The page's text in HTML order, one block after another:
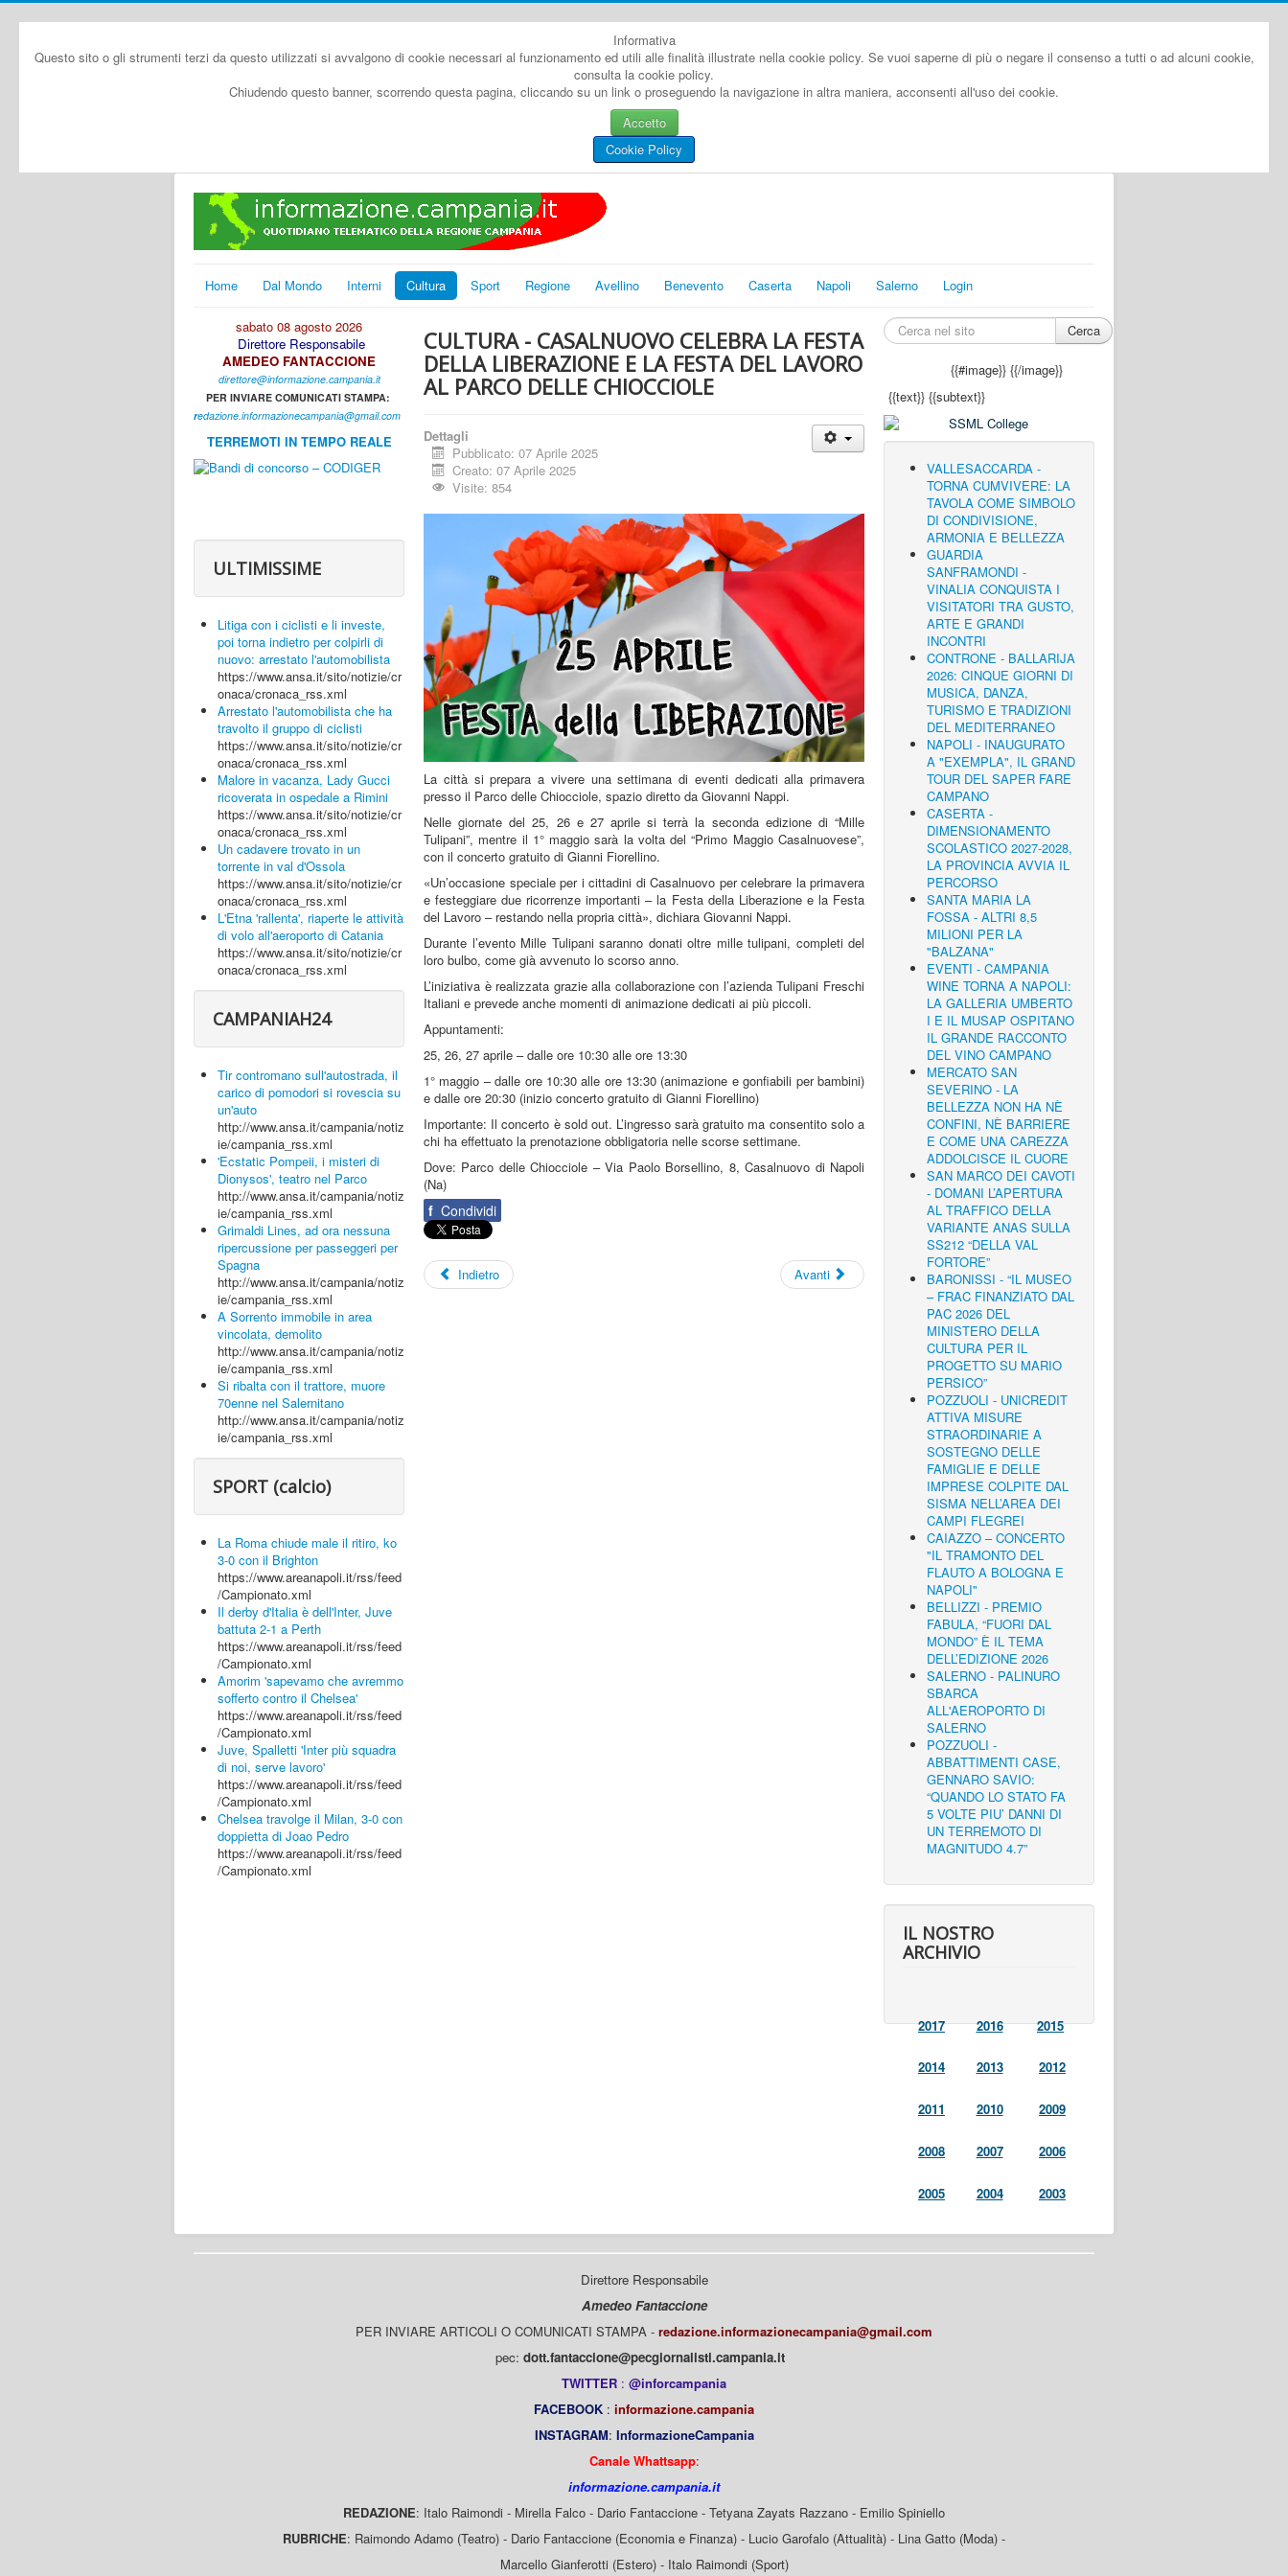
Informativa
Questo sito o gli strumenti terzi da questo utilizzati si avvalgono di cookie necessari al funzionamento ed utili alle finalità illustrate nella cookie policy. Se vuoi saperne di più o negare il consenso a tutti o ad alcuni cookie,
consulta la cookie policy.
Chiudendo questo banner, scorrendo questa pagina, cliccando su un link o proseguendo la navigazione in altra maniera, acconsenti all'uso dei cookie.
Accetto
Cookie Policy
Home Dal Mondo Interni Cultura Sport Regione Avellino Benevento Caserta Napoli Salerno Login
sabato 08 agosto 2026
Direttore Responsabile
AMEDEO FANTACCIONE
direttore@informazione.campania.it
PER INVIARE COMUNICATI STAMPA:
redazione.informazionecampania@gmail.com
TERREMOTI IN TEMPO REALE
ULTIMISSIME
Litiga con i ciclisti e li investe,
poi torna indietro per colpirli di
nuovo: arrestato l'automobilista
https://www.ansa.it/sito/notizie/cr
onaca/cronaca_rss.xml
Arrestato l'automobilista che ha
travolto il gruppo di ciclisti
https://www.ansa.it/sito/notizie/cr
onaca/cronaca_rss.xml
Malore in vacanza, Lady Gucci
ricoverata in ospedale a Rimini
https://www.ansa.it/sito/notizie/cr
onaca/cronaca_rss.xml
Un cadavere trovato in un
torrente in val d'Ossola
https://www.ansa.it/sito/notizie/cr
onaca/cronaca_rss.xml
L'Etna 'rallenta', riaperte le attività
di volo all'aeroporto di Catania
https://www.ansa.it/sito/notizie/cr
onaca/cronaca_rss.xml
CAMPANIAH24
Tir contromano sull'autostrada, il
carico di pomodori si rovescia su
un'auto
http://www.ansa.it/campania/notiz
ie/campania_rss.xml
'Ecstatic Pompeii, i misteri di
Dionysos', teatro nel Parco
http://www.ansa.it/campania/notiz
ie/campania_rss.xml
Grimaldi Lines, ad ora nessuna
ripercussione per passeggeri per
Spagna
http://www.ansa.it/campania/notiz
ie/campania_rss.xml
A Sorrento immobile in area
vincolata, demolito
http://www.ansa.it/campania/notiz
ie/campania_rss.xml
Si ribalta con il trattore, muore
70enne nel Salernitano
http://www.ansa.it/campania/notiz
ie/campania_rss.xml
SPORT (calcio)
La Roma chiude male il ritiro, ko
3-0 con il Brighton
https://www.areanapoli.it/rss/feed
/Campionato.xml
Il derby d'Italia è dell'Inter, Juve
battuta 2-1 a Perth
https://www.areanapoli.it/rss/feed
/Campionato.xml
Amorim 'sapevamo che avremmo
sofferto contro il Chelsea'
https://www.areanapoli.it/rss/feed
/Campionato.xml
Juve, Spalletti 'Inter più squadra
di noi, serve lavoro'
https://www.areanapoli.it/rss/feed
/Campionato.xml
Chelsea travolge il Milan, 3-0 con
doppietta di Joao Pedro
https://www.areanapoli.it/rss/feed
/Campionato.xml
CULTURA - CASALNUOVO CELEBRA LA FESTA
DELLA LIBERAZIONE E LA FESTA DEL LAVORO
AL PARCO DELLE CHIOCCIOLE
Dettagli
Pubblicato: 07 Aprile 2025
Creato: 07 Aprile 2025
Visite: 854
La città si prepara a vivere una settimana di eventi dedicati alla primavera
presso il Parco delle Chiocciole, spazio diretto da Giovanni Nappi.
Nelle giornate del 25, 26 e 27 aprile si terrà la seconda edizione di “Mille
Tulipani”, mentre il 1° maggio sarà la volta del “Primo Maggio Casalnuovese”,
con il concerto gratuito di Gianni Fiorellino.
«Un’occasione speciale per i cittadini di Casalnuovo per celebrare la primavera
e festeggiare due ricorrenze importanti – la Festa della Liberazione e la Festa
del Lavoro – restando nella propria città», dichiara Giovanni Nappi.
Durante l’evento Mille Tulipani saranno donati oltre mille tulipani, completi del
loro bulbo, come già avvenuto lo scorso anno.
L’iniziativa è realizzata grazie alla collaborazione con l’azienda Tulipani Freschi
Italiani e prevede anche momenti di animazione dedicati ai più piccoli.
Appuntamenti:
25, 26, 27 aprile – dalle ore 10:30 alle ore 13:30
1° maggio – dalle ore 10:30 alle ore 13:30 (animazione e gonfiabili per bambini)
e dalle ore 20:30 (inizio concerto gratuito di Gianni Fiorellino)
Importante: Il concerto è sold out. L’ingresso sarà gratuito ma consentito solo a
chi ha effettuato la prenotazione obbligatoria nelle scorse settimane.
Dove: Parco delle Chiocciole – Via Paolo Borsellino, 8, Casalnuovo di Napoli
(Na)
f Condividi
Indietro Avanti
Cerca
{{#image}}{{/image}}
{{text}} {{subtext}}
VALLESACCARDA -
TORNA CUMVIVERE: LA
TAVOLA COME SIMBOLO
DI CONDIVISIONE,
ARMONIA E BELLEZZA
GUARDIA
SANFRAMONDI -
VINALIA CONQUISTA I
VISITATORI TRA GUSTO,
ARTE E GRANDI
INCONTRI
CONTRONE - BALLARIJA
2026: CINQUE GIORNI DI
MUSICA, DANZA,
TURISMO E TRADIZIONI
DEL MEDITERRANEO
NAPOLI - INAUGURATO
A "EXEMPLA", IL GRAND
TOUR DEL SAPER FARE
CAMPANO
CASERTA -
DIMENSIONAMENTO
SCOLASTICO 2027-2028,
LA PROVINCIA AVVIA IL
PERCORSO
SANTA MARIA LA
FOSSA - ALTRI 8,5
MILIONI PER LA
"BALZANA"
EVENTI - CAMPANIA
WINE TORNA A NAPOLI:
LA GALLERIA UMBERTO
I E IL MUSAP OSPITANO
IL GRANDE RACCONTO
DEL VINO CAMPANO
MERCATO SAN
SEVERINO - LA
BELLEZZA NON HA NÈ
CONFINI, NÈ BARRIERE
E COME UNA CAREZZA
ADDOLCISCE IL CUORE
SAN MARCO DEI CAVOTI
- DOMANI L’APERTURA
AL TRAFFICO DELLA
VARIANTE ANAS SULLA
SS212 “DELLA VAL
FORTORE”
BARONISSI - “IL MUSEO
– FRAC FINANZIATO DAL
PAC 2026 DEL
MINISTERO DELLA
CULTURA PER IL
PROGETTO SU MARIO
PERSICO”
POZZUOLI - UNICREDIT
ATTIVA MISURE
STRAORDINARIE A
SOSTEGNO DELLE
FAMIGLIE E DELLE
IMPRESE COLPITE DAL
SISMA NELL’AREA DEI
CAMPI FLEGREI
CAIAZZO – CONCERTO
"IL TRAMONTO DEL
FLAUTO A BOLOGNA E
NAPOLI"
BELLIZZI - PREMIO
FABULA, “FUORI DAL
MONDO” È IL TEMA
DELL’EDIZIONE 2026
SALERNO - PALINURO
SBARCA
ALL'AEROPORTO DI
SALERNO
POZZUOLI -
ABBATTIMENTI CASE,
GENNARO SAVIO:
“QUANDO LO STATO FA
5 VOLTE PIU’ DANNI DI
UN TERREMOTO DI
MAGNITUDO 4.7”
IL NOSTRO
ARCHIVIO
2017 2016 2015
2014 2013 2012
2011 2010 2009
2008 2007 2006
2005 2004 2003
Direttore Responsabile
Amedeo Fantaccione
PER INVIARE ARTICOLI O COMUNICATI STAMPA - redazione.informazionecampania@gmail.com
pec: dott.fantaccione@pecgiornalisti.campania.it
TWITTER : @inforcampania
FACEBOOK : informazione.campania
INSTAGRAM: InformazioneCampania
Canale Whattsapp:
informazione.campania.it
REDAZIONE: Italo Raimondi - Mirella Falco - Dario Fantaccione - Tetyana Zayats Razzano - Emilio Spiniello
RUBRICHE: Raimondo Adamo (Teatro) - Dario Fantaccione (Economia e Finanza) - Lucio Garofalo (Attualità) - Lina Gatto (Moda) -
Marcello Gianferotti (Estero) - Italo Raimondi (Sport)